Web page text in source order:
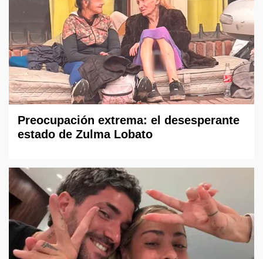
Preocupación extrema: el desesperante
estado de Zulma Lobato